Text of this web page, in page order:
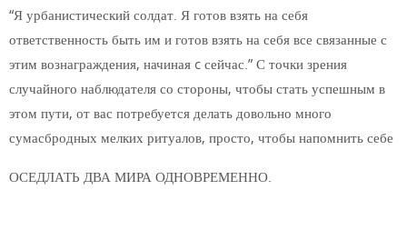
“Я урбанистический солдат. Я готов взять на себя
ответственность быть им и готов взять на себя все связанные с
этим вознаграждения, начиная c сейчас.” С точки зрения
случайного наблюдателя со стороны, чтобы стать успешным в
этом пути, от вас потребуется делать довольно много
сумасбродных мелких ритуалов, просто, чтобы напомнить себе
ОСЕДЛАТЬ ДВА МИРА ОДНОВРЕМЕННО.